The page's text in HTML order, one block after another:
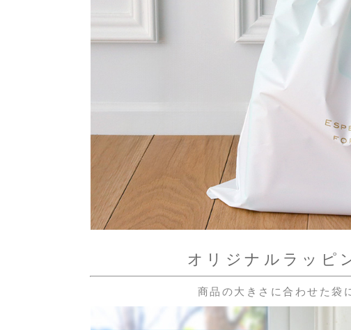
オリジナルラッピ
商品の大きさに合わせた袋